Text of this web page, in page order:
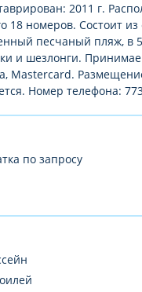
2011 г.
18 номеров. Состоит из
песчаный пляж, в
и шезлонги.
Mastercard.
Номер телефона:
по запросу